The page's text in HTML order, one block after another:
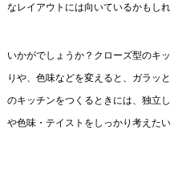
なレイアウトには向いているかもしれ
いかがでしょうか？クローズ型のキ
りや、色味などを変えると、ガラッ
のキッチンをつくるときには、独立
や色味・テイストをしっかり考えたい